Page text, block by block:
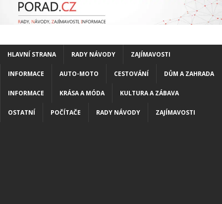
HLAVNÍ STRANA RADY NÁVODY ZAJÍMAVOSTI
INFORMACE AUTO-MOTO CESTOVÁNÍ DŮM A ZAHRADA
INFORMACE KRÁSA A MÓDA KULTURA A ZÁBAVA
OSTATNÍ POČÍTAČE RADY NÁVODY ZAJÍMAVOSTI